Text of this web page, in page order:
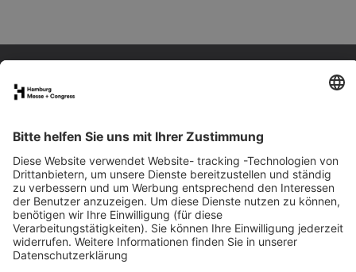
FAQs für Ausstellende
Kontakt
Presse
Newsletter
LinkedIn
Instagram
YouTube
Facebook